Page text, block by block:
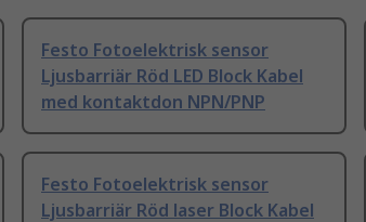
Festo Fotoelektrisk sensor
Ljusbarriär Röd LED Block Kabel
med kontaktdon NPN/PNP
Festo Fotoelektrisk sensor
Ljusbarriär Röd laser Block Kabel